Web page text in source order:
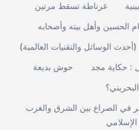
غرناطة تسقط مرتين
الحسين وأهل بيته وأصحابه
الوسائل والتقنيات العالمية)
حوش بديعة
: حكاية مجد
في الصراع بين الشرق والغرب
الإسلامي